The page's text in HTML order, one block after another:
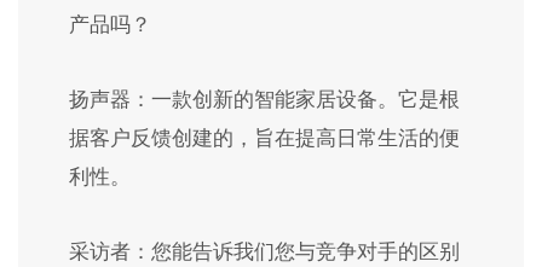
产品吗？
扬声器：一款创新的智能家居设备。它是根
据客户反馈创建的，旨在提高日常生活的便
利性。
采访者：您能告诉我们您与竞争对手的区别